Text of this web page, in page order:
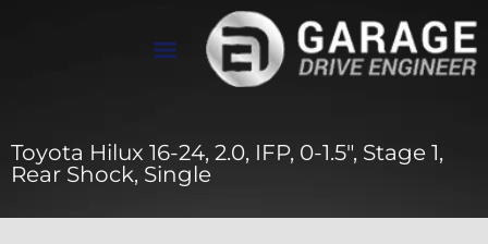
Toyota Hilux 16-24, 2.0, IFP, 0-1.5″, Stage 1,
Rear Shock, Single